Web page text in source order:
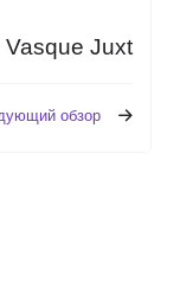
Vasque Juxt
обзор